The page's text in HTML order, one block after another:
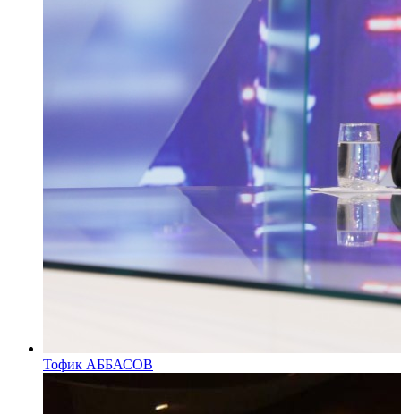
Тофик АББАСОВ